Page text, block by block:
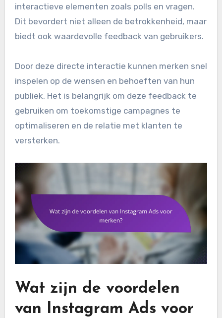
interactieve elementen zoals polls en vragen.
Dit bevordert niet alleen de betrokkenheid, maar
biedt ook waardevolle feedback van gebruikers.
Door deze directe interactie kunnen merken snel
inspelen op de wensen en behoeften van hun
publiek. Het is belangrijk om deze feedback te
gebruiken om toekomstige campagnes te
optimaliseren en de relatie met klanten te
versterken.
Wat zijn de voordelen
van Instagram Ads voor